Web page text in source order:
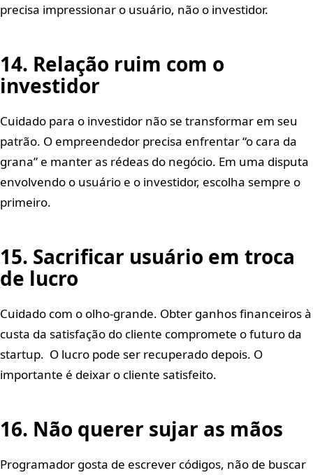
precisa impressionar o usuário, não o investidor.
14. Relação ruim com o
investidor
Cuidado para o investidor não se transformar em seu
patrão. O empreendedor precisa enfrentar “o cara da
grana” e manter as rédeas do negócio. Em uma disputa
envolvendo o usuário e o investidor, escolha sempre o
primeiro.
15. Sacrificar usuário em troca
de lucro
Cuidado com o olho-grande. Obter ganhos financeiros à
custa da satisfação do cliente compromete o futuro da
startup. O lucro pode ser recuperado depois. O
importante é deixar o cliente satisfeito.
16. Não querer sujar as mãos
Programador gosta de escrever códigos, não de buscar